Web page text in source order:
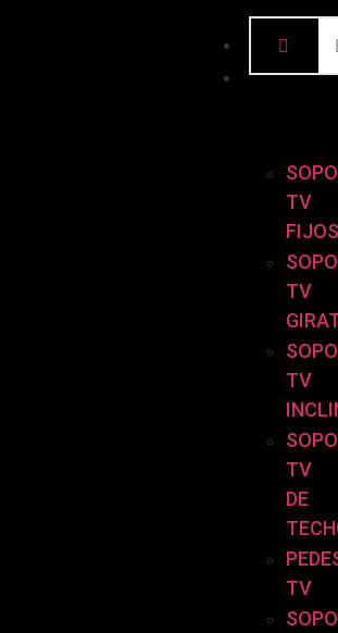
INICIO
BASES
TV
FIJOS
TV
TV
TV
DE
TV